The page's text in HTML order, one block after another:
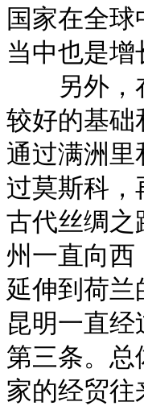
国家在全
当中也是
另外，在
较好的基础
通过满洲
过莫斯科，
古代丝绸之
州一直向西
延伸到荷
昆明一直
第三条。总
家的经贸